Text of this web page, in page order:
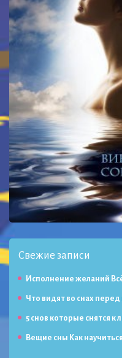
Свежие записи
Исполнение желаний
Что видят во снах
5 снов которые снятся к
Вещие сны Как